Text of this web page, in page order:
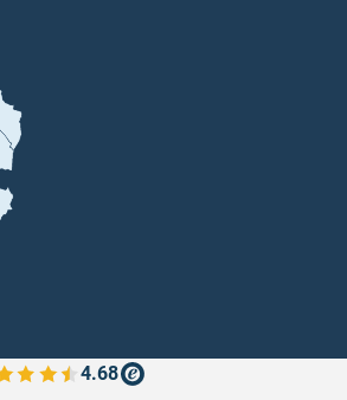
4.68
de verfplaza beoordelingen